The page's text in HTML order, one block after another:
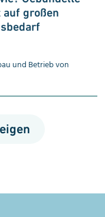
auf großen
und Betrieb von